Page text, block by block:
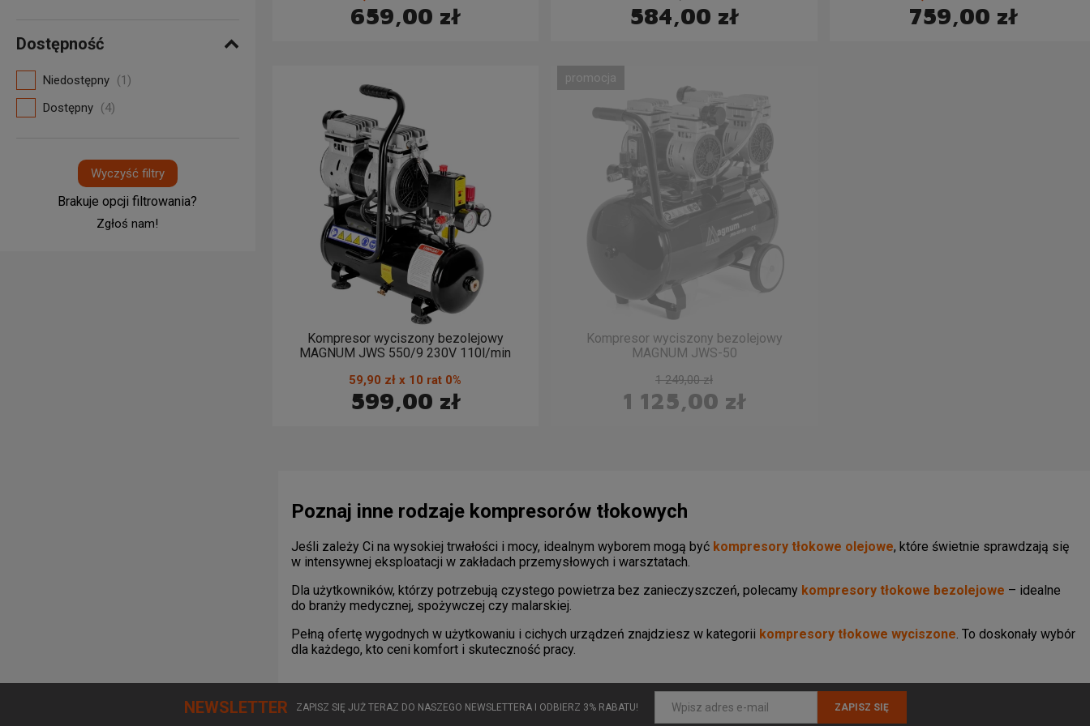
Dostępność
Niedostępny (1)
Dostępny (4)
Wyczyść filtry
Brakuje opcji filtrowania?
Zgłoś nam!
659,00 zł 584,00 zł 759,00 zł
Kompresor wyciszony bezolejowy
MAGNUM JWS 550/9 230V 110l/min
599,00 zł
59,90 zł x 10 rat 0%
Kompresor wyciszony bezolejowy
MAGNUM JWS-50
1 125,00 zł
1 249,00 zł
promocja
Poznaj inne rodzaje kompresorów tłokowych
Jeśli zależy Ci na wysokiej trwałości i mocy, idealnym wyborem mogą być kompresory tłokowe olejowe, które świetnie sprawdzają się
w intensywnej eksploatacji w zakładach przemysłowych i warsztatach.
Dla użytkowników, którzy potrzebują czystego powietrza bez zanieczyszczeń, polecamy kompresory tłokowe bezolejowe – idealne
do branży medycznej, spożywczej czy malarskiej.
Pełną ofertę wygodnych w użytkowaniu i cichych urządzeń znajdziesz w kategorii kompresory tłokowe wyciszone. To doskonały wybór
dla każdego, kto ceni komfort i skuteczność pracy.
NEWSLETTER ZAPISZ SIĘ JUŻ TERAZ DO NASZEGO NEWSLETTERA I ODBIERZ 3% RABATU! ZAPISZ SIĘ